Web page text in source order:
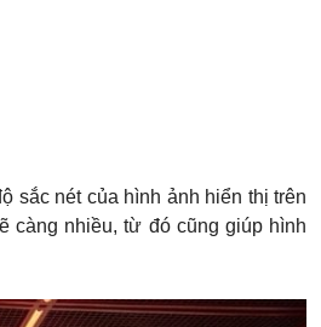
sắc nét của hình ảnh hiển thị trên
càng nhiều, từ đó cũng giúp hình